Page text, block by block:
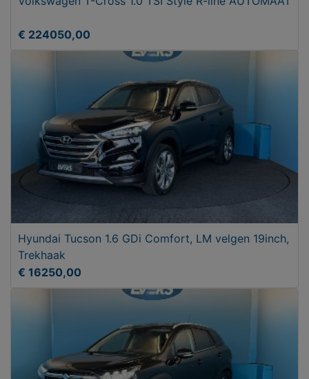
€ 224050,00
Hyundai Tucson 1.6 GDi Comfort, LM velgen 19inch,
Trekhaak
€ 16250,00